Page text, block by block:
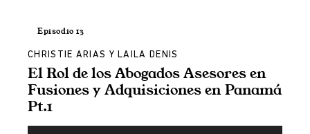
Episodio 13
CHRISTIE ARIAS Y LAILA DENIS
El Rol de los Abogados Asesores en
Fusiones y Adquisiciones en Panamá
Pt.1